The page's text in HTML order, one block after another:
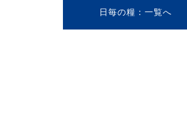
日毎の糧